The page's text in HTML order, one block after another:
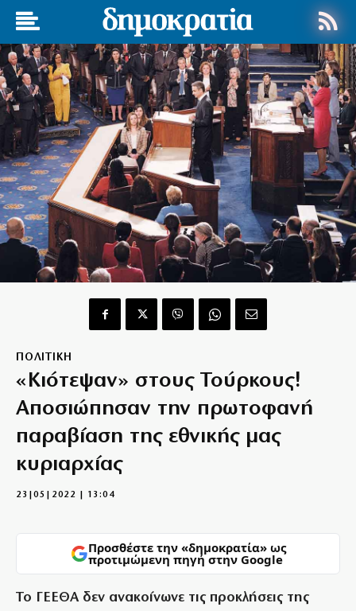
ΠΟΛΙΤΙΚΗ
«Κιότεψαν» στους Τούρκους!
Αποσιώπησαν την πρωτοφανή
παραβίαση της εθνικής μας
κυριαρχίας
23|05|2022 | 13:04
Προσθέστε την «δημοκρατία» ως
προτιμώμενη πηγή στην Google
Το ΓΕΕΘΑ δεν ανακοίνωνε τις προκλήσεις της